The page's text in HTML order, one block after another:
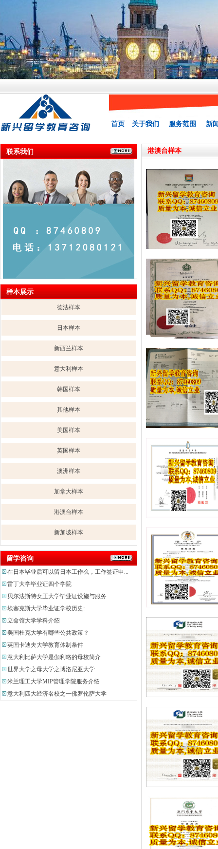
首页 关于我们 服务范围 新
联系我们
样本展示
德法样本
日本样本
新西兰样本
意大利样本
韩国样本
其他样本
美国样本
英国样本
澳洲样本
加拿大样本
港澳台样本
新加坡样本
留学咨询
在日本毕业后可以留日本工作么，工作签证申...
雷丁大学毕业证四个学院
贝尔法斯特女王大学毕业证设施与服务
埃塞克斯大学毕业证学校历史:
立命馆大学学科介绍
美国杜克大学有哪些公共政策？
英国卡迪夫大学教育体制条件
意大利比萨大学是伽利略的母校简介
世界大学之母大学之博洛尼亚大学
米兰理工大学MIP管理学院服务介绍
意大利四大经济名校之一佛罗伦萨大学
港澳台样本